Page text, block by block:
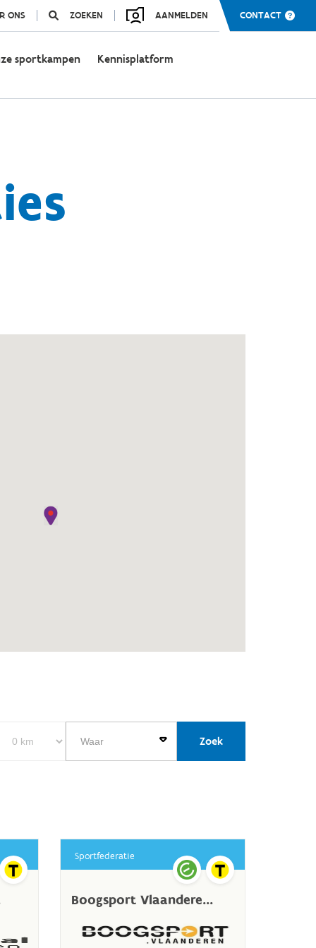
ONS ZOEKEN AANMELDEN CONTACT
sportkampen Kennisplatform